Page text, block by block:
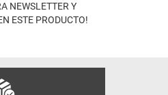
NEWSLETTER Y
ESTE PRODUCTO!